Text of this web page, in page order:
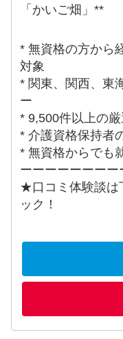
「かいご畑」**
* 無資格の方から
対象
* 関東、関西、東
ー
* 9,500件以上の
* 介護資格保持者
* 無資格からでも
ーーーーーーー
★口コミ体験談は
ック！